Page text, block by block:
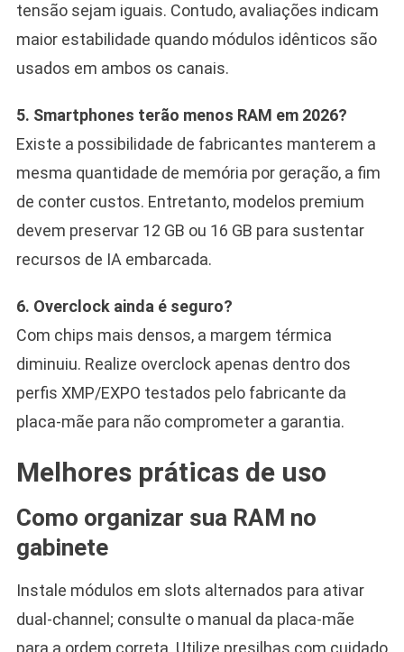
tensão sejam iguais. Contudo, avaliações indicam
maior estabilidade quando módulos idênticos são
usados em ambos os canais.
5. Smartphones terão menos RAM em 2026?
Existe a possibilidade de fabricantes manterem a
mesma quantidade de memória por geração, a fim
de conter custos. Entretanto, modelos premium
devem preservar 12 GB ou 16 GB para sustentar
recursos de IA embarcada.
6. Overclock ainda é seguro?
Com chips mais densos, a margem térmica
diminuiu. Realize overclock apenas dentro dos
perfis XMP/EXPO testados pelo fabricante da
placa-mãe para não comprometer a garantia.
Melhores práticas de uso
Como organizar sua RAM no
gabinete
Instale módulos em slots alternados para ativar
dual-channel; consulte o manual da placa-mãe
para a ordem correta. Utilize presilhas com cuidado